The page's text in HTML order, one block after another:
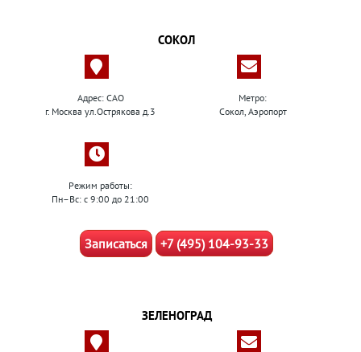
СОКОЛ
Адрес: САО
г. Москва ул.Острякова д.3
Метро:
Сокол, Аэропорт
Режим работы:
Пн–Вс: с 9:00 до 21:00
Записаться +7 (495) 104-93-33
ЗЕЛЕНОГРАД